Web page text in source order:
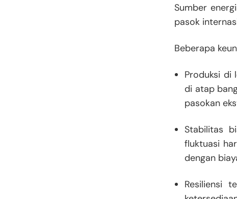
Sumber
pasok
Beberapa
Produksi di
di atap
pasokan
Stabilitas
fluktuasi
dengan
Resiliensi